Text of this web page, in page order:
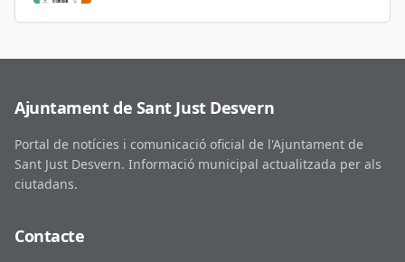
Ajuntament de Sant Just Desvern
Portal de notícies i comunicació oficial de l'Ajuntament de
Sant Just Desvern. Informació municipal actualitzada per als
ciutadans.
Contacte